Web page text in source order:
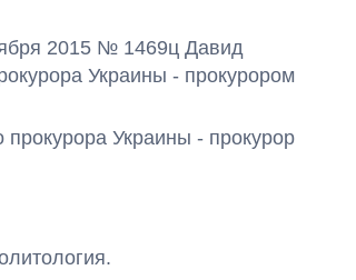
2015 № 1469ц Давид
Украины - прокурором
прокурора Украины - прокурор
войны с россией